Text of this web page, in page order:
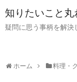
知りたいこと丸
疑問に思う事柄を解
ホーム 料理・